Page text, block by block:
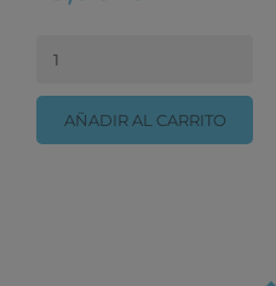
AÑADIR AL CARRITO